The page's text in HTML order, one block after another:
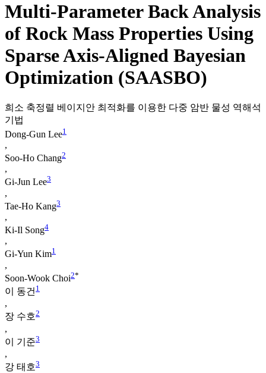
Multi-Parameter Back Analysis
of Rock Mass Properties Using
Sparse Axis-Aligned Bayesian
Optimization (SAASBO)
희소 축정렬 베이지안 최적화를 이용한 다중 암반 물성 역해석
기법
Dong-Gun Lee1
,
Soo-Ho Chang2
,
Gi-Jun Lee3
,
Tae-Ho Kang3
,
Ki-Il Song4
,
Gi-Yun Kim1
,
Soon-Wook Choi2*
이 동건 1
,
장 수호2
,
이 기준3
,
강 태호3